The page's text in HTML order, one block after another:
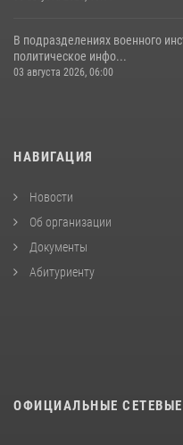
В подразделениях военного
политическое инфо...
03 августа 2026, 06:00
НАВИГАЦИЯ
Новости
Об организации
Документы
Абитуриенту
ОФИЦИАЛЬНЫЕ